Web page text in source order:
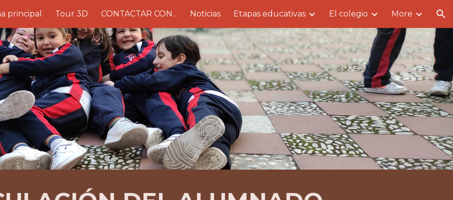
to main content Skip to navigation
principal Tour 3D CONTACTAR CON... Noticias Etapas educativas El colegio More